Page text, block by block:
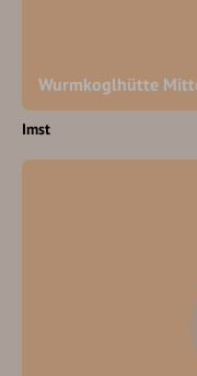
Wurmkoglhütte
Imst